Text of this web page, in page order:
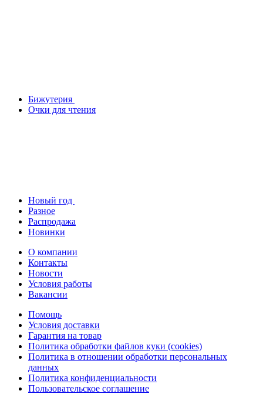
Бижутерия
Очки для чтения
Новый год
Разное
Распродажа
Новинки
О компании
Контакты
Новости
Условия работы
Вакансии
Помощь
Условия доставки
Гарантия на товар
Политика обработки файлов куки (cookies)
Политика в отношении обработки персональных
данных
Политика конфиденциальности
Пользовательское соглашение